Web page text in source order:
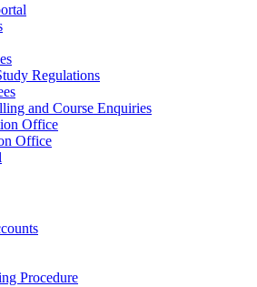
Regulations
and Course Enquiries
Office
Office
Procedure